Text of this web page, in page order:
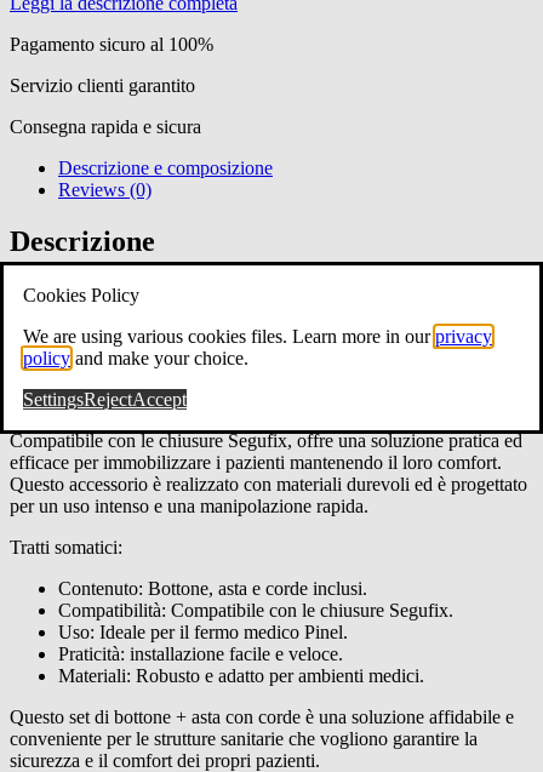
Pagamento sicuro al 100%
Servizio clienti garantito
Consegna rapida e sicura
Descrizione e composizione
Reviews (0)
Descrizione
Descrizione dettagliata:
Il pulsante + asta Pinel Medical con corde di compressione è un
accessorio essenziale per gli operatori sanitari che utilizzano sistemi
di compressione. Progettato per garantire una vestibilità robusta e
sicura, questo set è ideale per gli ambienti medici più esigenti.
Compatibile con le chiusure Segufix, offre una soluzione pratica ed
efficace per immobilizzare i pazienti mantenendo il loro comfort.
Questo accessorio è realizzato con materiali durevoli ed è progettato
per un uso intenso e una manipolazione rapida.
Tratti somatici:
Contenuto: Bottone, asta e corde inclusi.
Compatibilità: Compatibile con le chiusure Segufix.
Uso: Ideale per il fermo medico Pinel.
Praticità: installazione facile e veloce.
Materiali: Robusto e adatto per ambienti medici.
Questo set di bottone + asta con corde è una soluzione affidabile e
conveniente per le strutture sanitarie che vogliono garantire la
sicurezza e il comfort dei propri pazienti.
Cookies Policy
We are using various cookies files. Learn more in ourprivacy
policy and make your choice.
SettingsRejectAccept